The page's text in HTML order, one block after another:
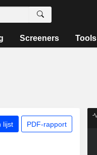
Screeners Tools
lijst PDF-rapport